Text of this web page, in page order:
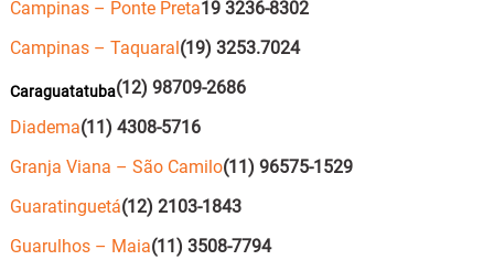
Campinas – Ponte Preta19 3236-8302
Campinas – Taquaral(19) 3253.7024
Caraguatatuba(12) 98709-2686
Diadema(11) 4308-5716
Granja Viana – São Camilo(11) 96575-1529
Guaratinguetá(12) 2103-1843
Guarulhos – Maia(11) 3508-7794